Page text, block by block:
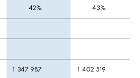
42% 43%
1 347 987 1 402 519